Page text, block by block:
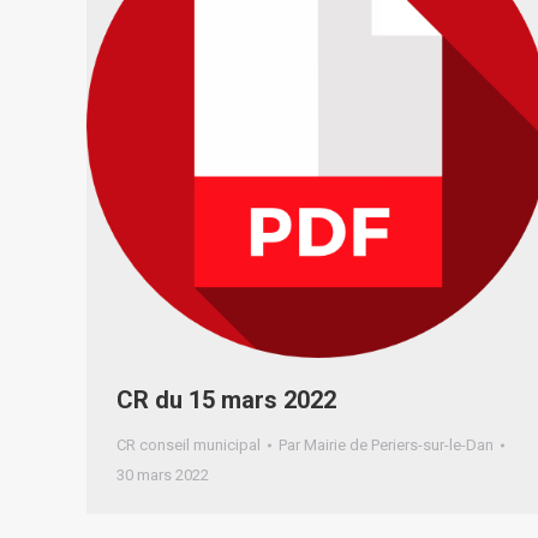
CR du 15 mars 2022
CR conseil municipal Par Mairie de Periers-sur-le-Dan
30 mars 2022